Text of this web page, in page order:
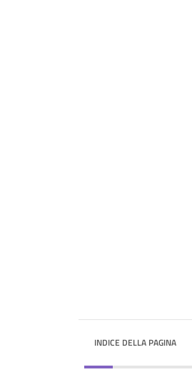
INDICE DELLA PAGINA